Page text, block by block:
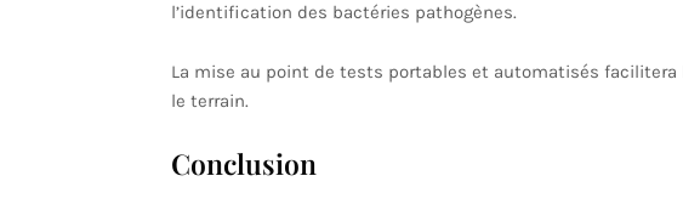
l’identification des bactéries pathogènes.
La mise au point de tests portables et automatisés
le terrain.
Conclusion